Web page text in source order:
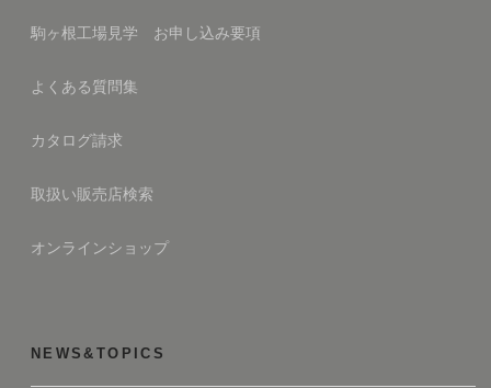
駒ヶ根工場見学 お申し込み要項
よくある質問集
カタログ請求
取扱い販売店検索
オンラインショップ
NEWS&TOPICS